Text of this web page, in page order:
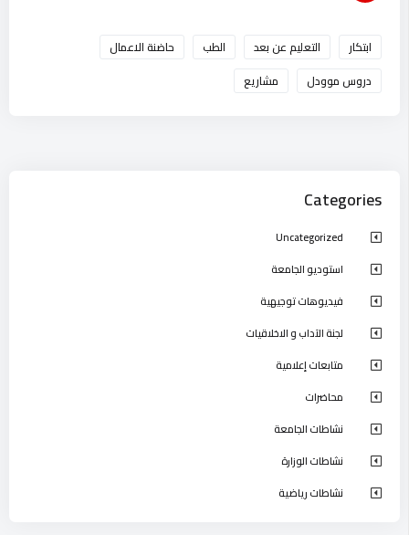
ابتكار التعليم عن بعد الطب
حاضنة الاعمال
دروس موودل
مشاريع
Categories
Uncategorized
استوديو الجامعة
فيديوهات توجيهية
لجنة الآداب و الاخلاقيات
متابعات إعلامية
محاضرات
نشاطات الجامعة
نشاطات الوزارة
نشاطات رياضية